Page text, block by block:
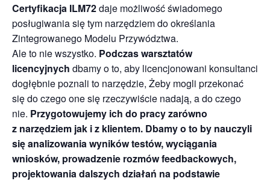
Certyfikacja ILM72daje możliwość świadomego
posługiwania się tym narzędziem do określania
Zintegrowanego Modelu Przywództwa.
Ale to nie wszystko. Podczas warsztatów
licencyjnych dbamy o to, aby licencjonowani konsultanci
dogłębnie poznali to narzędzie, Żeby mogli przekonać
się do czego one się rzeczywiście nadają, a do czego
nie. Przygotowujemy ich do pracy zarówno
z narzędziem jak i z klientem. Dbamy o to by nauczyli
się analizowania wyników testów, wyciągania
wniosków, prowadzenie rozmów feedbackowych,
projektowania dalszych działań na podstawie